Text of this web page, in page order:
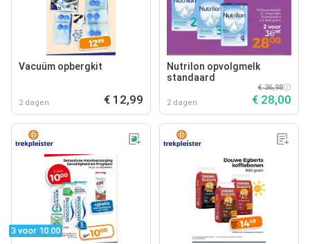
Vacuüm opbergkit
2 dagen € 12,99
Nutrilon opvolgmelk
standaard
2 dagen
€ 36,98
€ 28,00
3 voor 10.00